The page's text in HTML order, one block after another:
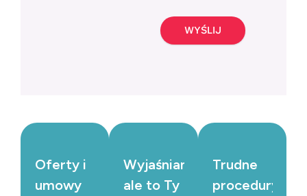
WYŚLIJ
Oferty i
umowy
Wyjaśniamy,
ale to Ty
Trudne
procedury